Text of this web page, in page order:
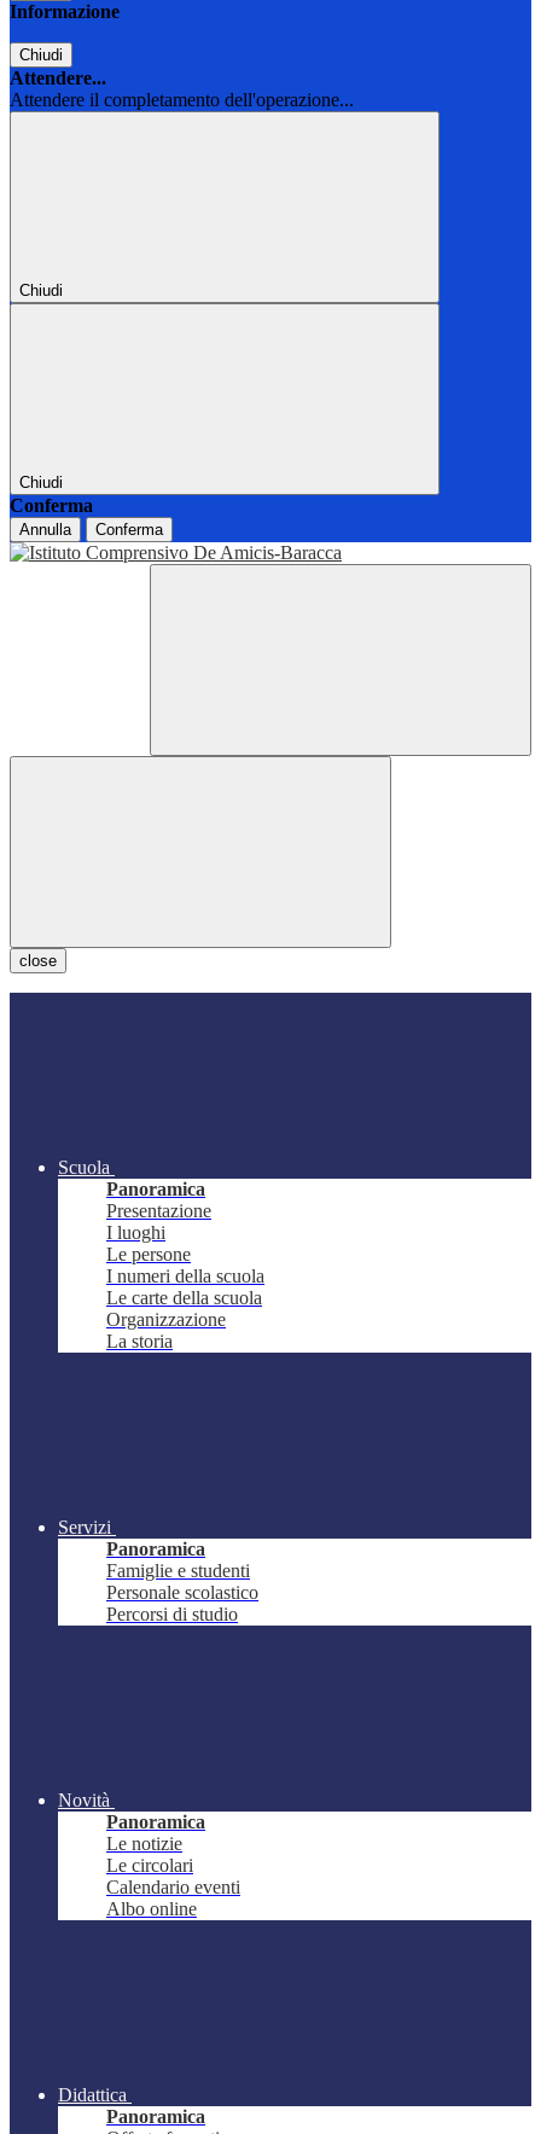
Informazione
Chiudi
Attendere...
Attendere il completamento dell'operazione...
Chiudi
Chiudi
Conferma
Annulla Conferma
close
Scuola
Panoramica
Presentazione
I luoghi
Le persone
I numeri della scuola
Le carte della scuola
Organizzazione
La storia
Servizi
Panoramica
Famiglie e studenti
Personale scolastico
Percorsi di studio
Novità
Panoramica
Le notizie
Le circolari
Calendario eventi
Albo online
Didattica
Panoramica